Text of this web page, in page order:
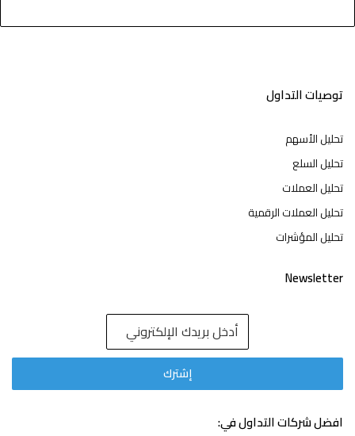
توصيات التداول
تحليل الأسهم
تحليل السلع
تحليل العملات
تحليل العملات الرقمية
تحليل المؤشرات
Newsletter
افضل شركات التداول في: